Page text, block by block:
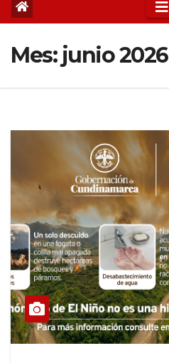
Mes: junio 2026